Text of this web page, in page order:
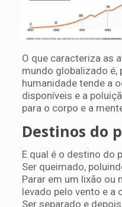
O que caracteriza as
mundo globalizado é,
humanidade tende a
disponíveis e a
para o corpo e a
Destinos do
E qual é o destino do
Ser queimado,
Parar em um lixão ou
levado pelo vento e a
Ser separado e